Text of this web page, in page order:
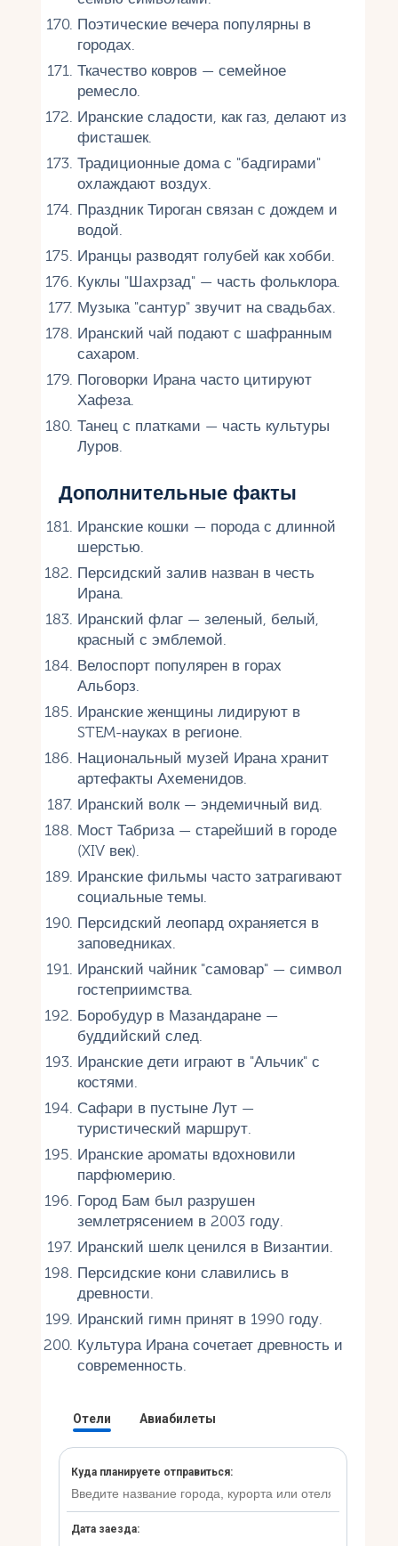
Поэтические вечера популярны в
городах.
Ткачество ковров — семейное
ремесло.
Иранские сладости, как газ, делают из
фисташек.
Традиционные дома с "бадгирами"
охлаждают воздух.
Праздник Тироган связан с дождем и
водой.
Иранцы разводят голубей как хобби.
Куклы "Шахрзад" — часть фольклора.
Музыка "сантур" звучит на свадьбах.
Иранский чай подают с шафранным
сахаром.
Поговорки Ирана часто цитируют
Хафеза.
Танец с платками — часть культуры
Луров.
Дополнительные факты
Иранские кошки — порода с длинной
шерстью.
Персидский залив назван в честь
Ирана.
Иранский флаг — зеленый, белый,
красный с эмблемой.
Велоспорт популярен в горах
Альборз.
Иранские женщины лидируют в
STEM-науках в регионе.
Национальный музей Ирана хранит
артефакты Ахеменидов.
Иранский волк — эндемичный вид.
Мост Табриза — старейший в городе
(XIV век).
Иранские фильмы часто затрагивают
социальные темы.
Персидский леопард охраняется в
заповедниках.
Иранский чайник "самовар" — символ
гостеприимства.
Боробудур в Мазандаране —
буддийский след.
Иранские дети играют в "Альчик" с
костями.
Сафари в пустыне Лут —
туристический маршрут.
Иранские ароматы вдохновили
парфюмерию.
Город Бам был разрушен
землетрясением в 2003 году.
Иранский шелк ценился в Византии.
Персидские кони славились в
древности.
Иранский гимн принят в 1990 году.
Культура Ирана сочетает древность и
современность.